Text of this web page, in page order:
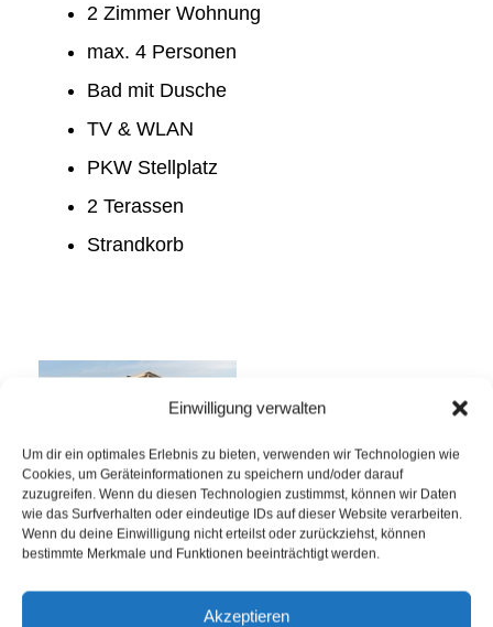
Einwilligung verwalten
Um dir ein optimales Erlebnis zu bieten, verwenden wir Technologien wie
Cookies, um Geräteinformationen zu speichern und/oder darauf
zuzugreifen. Wenn du diesen Technologien zustimmst, können wir Daten
wie das Surfverhalten oder eindeutige IDs auf dieser Website verarbeiten.
Wenn du deine Einwilligung nicht erteilst oder zurückziehst, können
bestimmte Merkmale und Funktionen beeinträchtigt werden.
Akzeptieren
2 Zimmer Wohnung
max. 4 Personen
Bad mit Dusche
TV & WLAN
PKW Stellplatz
2 Terassen
Strandkorb